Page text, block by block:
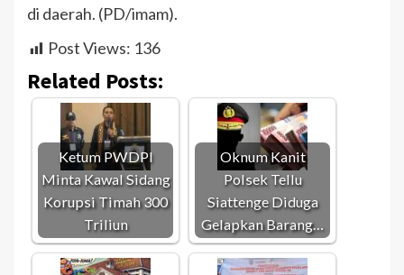
di daerah. (PD/imam).
Post Views: 136
Related Posts:
Ketum PWDPI
Minta Kawal Sidang
Korupsi Timah 300
Triliun
Oknum Kanit
Polsek Tellu
Siattenge Diduga
Gelapkan Barang…